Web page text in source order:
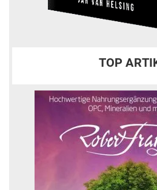
TOP